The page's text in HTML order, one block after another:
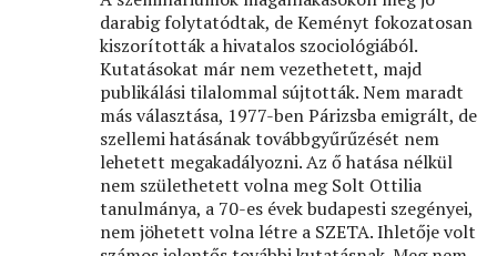
darabig folytatódtak, de Keményt fokozatosan
kiszorították a hivatalos szociológiából.
Kutatásokat már nem vezethetett, majd
publikálási tilalommal sújtották. Nem maradt
más választása, 1977-ben Párizsba emigrált, de
szellemi hatásának továbbgyűrűzését nem
lehetett megakadályozni. Az ő hatása nélkül
nem születhetett volna meg Solt Ottilia
tanulmánya, a 70-es évek budapesti szegényei,
nem jöhetett volna létre a SZETA. Ihletője volt